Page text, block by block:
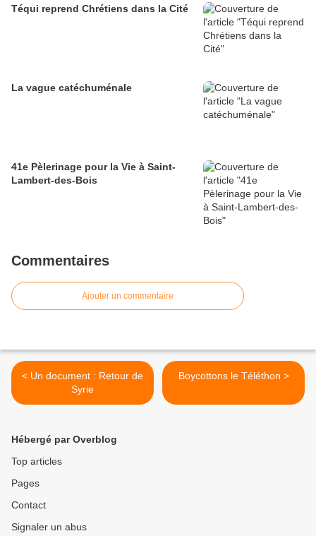
Téqui reprend Chrétiens dans la Cité
La vague catéchuménale
41e Pèlerinage pour la Vie à Saint-
Lambert-des-Bois
Commentaires
Ajouter un commentaire
< Un document : Retour de
Syrie
Boycottons le Téléthon >
Hébergé par Overblog
Top articles
Pages
Contact
Signaler un abus